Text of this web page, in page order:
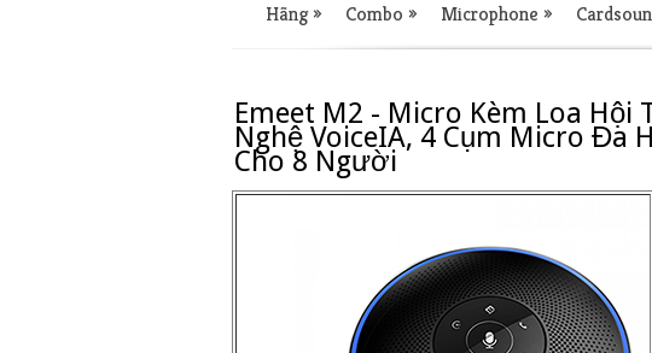
Hãng» Combo » Microphone »
Emeet M2 - Micro Kèm Loa Hội
Nghệ VoiceIA, 4 Cụm Micro Đa
Cho 8 Người